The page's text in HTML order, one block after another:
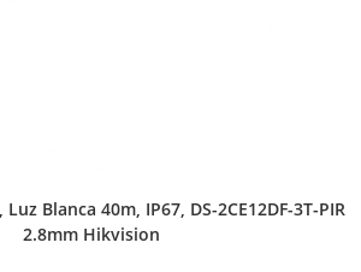
Blanca 40m, IP67, DS-2CE12DF-3T-PIR
2.8mm Hikvision